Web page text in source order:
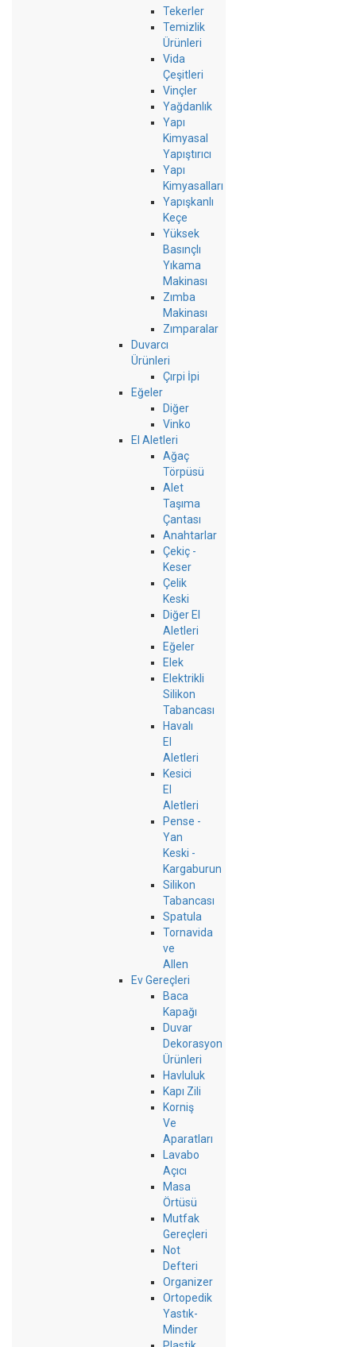
Tekerler
Temizlik
Ürünleri
Vida
Çeşitleri
Vinçler
Yağdanlık
Yapı
Kimyasal
Yapıştırıcı
Yapı
Kimyasalları
Yapışkanlı
Keçe
Yüksek
Basınçlı
Yıkama
Makinası
Zımba
Makinası
Zımparalar
Duvarcı
Ürünleri
Çırpi İpi
Eğeler
Diğer
Vinko
El Aletleri
Ağaç
Törpüsü
Alet
Taşıma
Çantası
Anahtarlar
Çekiç -
Keser
Çelik
Keski
Diğer El
Aletleri
Eğeler
Elek
Elektrikli
Silikon
Tabancası
Havalı
El
Aletleri
Kesici
El
Aletleri
Pense -
Yan
Keski -
Kargaburun
Silikon
Tabancası
Spatula
Tornavida
ve
Allen
Ev Gereçleri
Baca
Kapağı
Duvar
Dekorasyon
Ürünleri
Havluluk
Kapı Zili
Korniş
Ve
Aparatları
Lavabo
Açıcı
Masa
Örtüsü
Mutfak
Gereçleri
Not
Defteri
Organizer
Ortopedik
Yastık-
Minder